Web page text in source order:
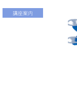
講座案内